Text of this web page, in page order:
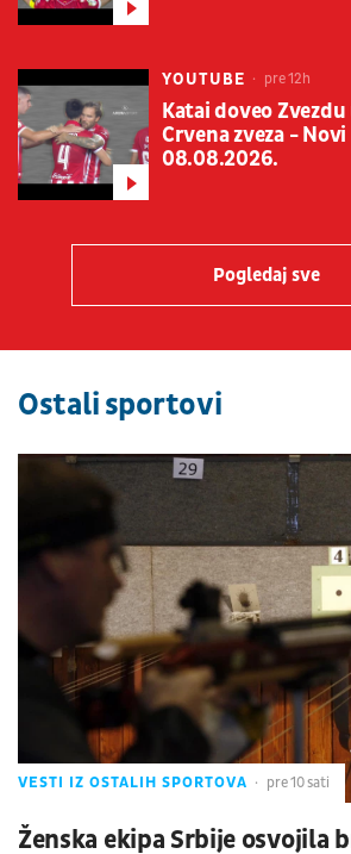
YOUTUBE pre 12h
Katai doveo
Crvena zveza - Novi
08.08.2026.
Pogledaj sve
Ostali sportovi
VESTI IZ OSTALIH SPORTOVA pre 10 sati
Ženska ekipa Srbije osvojila